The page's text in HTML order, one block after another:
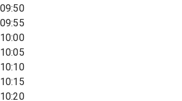
09:50
09:55
10:00
10:05
10:10
10:15
10:20